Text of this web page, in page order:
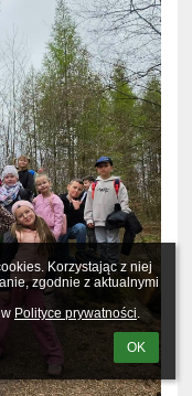
Korzystając z niej
zgodnie z aktualnymi
Polityce prywatności.
OK